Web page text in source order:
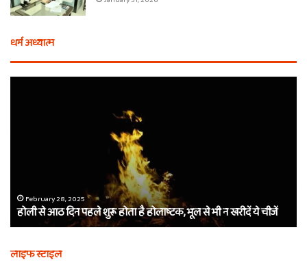
धर्म अध्यात्म
होलाष्टक,
भूल
से
न
February 28, 2025
होली से आठ दिन पहले शुरू होता है होलाष्टक, भूल से भी न खरीदें ये चीजें
लाइफ स्टाइल